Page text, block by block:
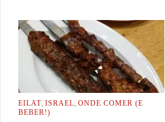
EILAT, ISRAEL, ONDE COMER (E
BEBER!)